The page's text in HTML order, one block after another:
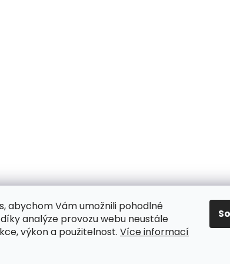
abychom Vám umožnili pohodlné
analýze provozu webu neustále
výkon a použitelnost. Více informací